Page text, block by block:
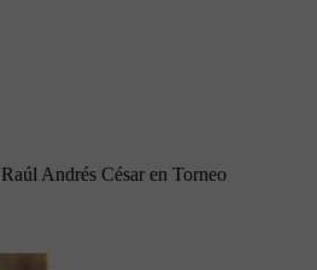
Andrés César en Torneo